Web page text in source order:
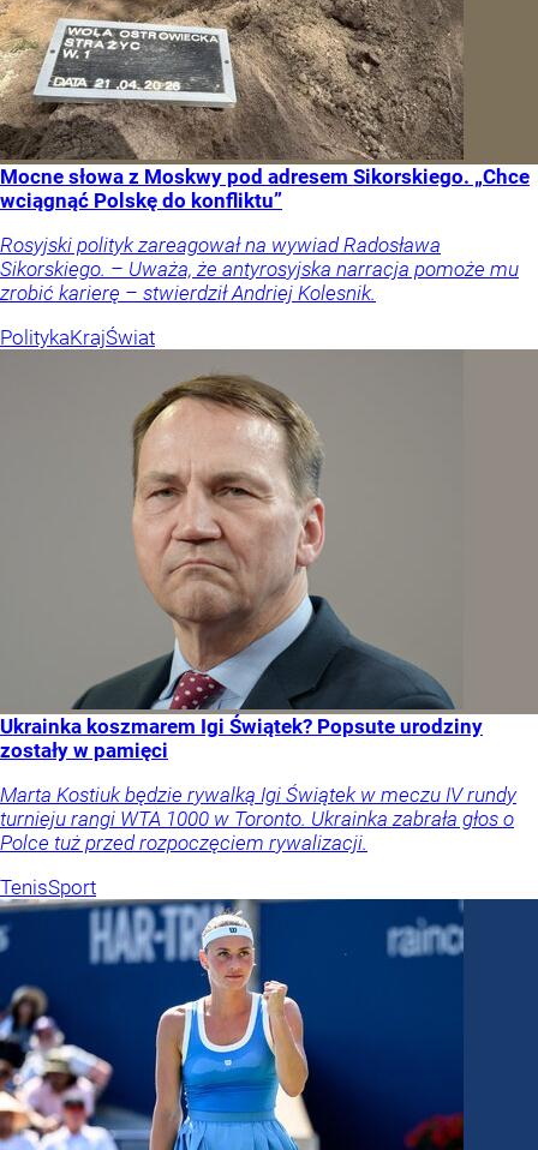
Mocne słowa z Moskwy pod adresem Sikorskiego. „Chce
wciągnąć Polskę do konfliktu”
Rosyjski polityk zareagował na wywiad Radosława
Sikorskiego. – Uważa, że antyrosyjska narracja pomoże mu
zrobić karierę – stwierdził Andriej Kolesnik.
PolitykaKrajŚwiat
Ukrainka koszmarem Igi Świątek? Popsute urodziny
zostały w pamięci
Marta Kostiuk będzie rywalką Igi Świątek w meczu IV rundy
turnieju rangi WTA 1000 w Toronto. Ukrainka zabrała głos o
Polce tuż przed rozpoczęciem rywalizacji.
TenisSport